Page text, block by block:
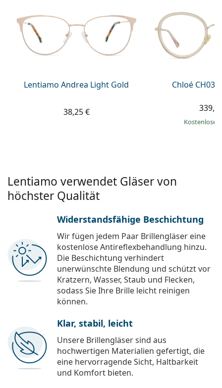
Prada
Alle Marken
Lentiamo Andrea Light Gold
38,25 €
Chloé
Kostenloser
Lentiamo verwendet Gläser von
höchster Qualität
Widerstandsfähige Beschichtung
Wir fügen jedem Paar Brillengläser eine
kostenlose Antireflexbehandlung hinzu.
Die Beschichtung verhindert
unerwünschte Blendung und schützt vor
Kratzern, Wasser, Staub und Flecken,
sodass Sie Ihre Brille leicht reinigen
können.
Klar, stabil, leicht
Unsere Brillengläser sind aus
hochwertigen Materialien gefertigt, die
eine hervorragende Sicht, Haltbarkeit
und Komfort bieten.